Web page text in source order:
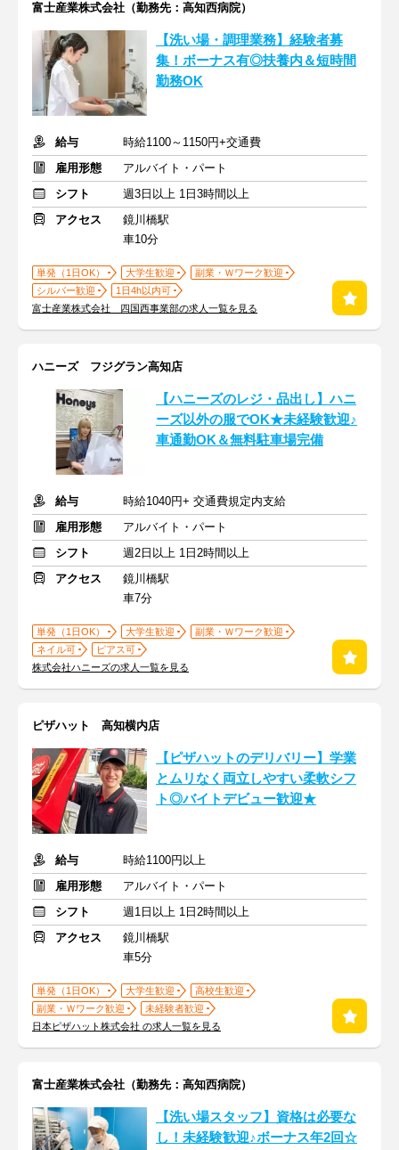
富士産業株式会社（勤務先：高知西病院）
【洗い場・調理業務】経験者募
集！ボーナス有◎扶養内＆短時間
勤務OK
給与
時給1100～1150円+交通費
雇用形態
アルバイト・パート
シフト
週3日以上 1日3時間以上
アクセス
鏡川橋駅
車10分
単発（1日OK） 大学生歓迎
副業・Ｗワーク歓迎
シルバー歓迎
1日4h以内可
富士産業株式会社 四国西事業部の求人一覧を見る
ハニーズ フジグラン高知店
【ハニーズのレジ・品出し】ハニ
ーズ以外の服でOK★未経験歓迎♪
車通勤OK＆無料駐車場完備
給与
時給1040円+ 交通費規定内支給
雇用形態
アルバイト・パート
シフト
週2日以上 1日2時間以上
アクセス
鏡川橋駅
車7分
単発（1日OK） 大学生歓迎
副業・Ｗワーク歓迎
ネイル可
ピアス可
株式会社ハニーズの求人一覧を見る
ピザハット 高知横内店
【ピザハットのデリバリー】学業
とムリなく両立しやすい柔軟シフ
ト◎バイトデビュー歓迎★
給与
時給1100円以上
雇用形態
アルバイト・パート
シフト
週1日以上 1日2時間以上
アクセス
鏡川橋駅
車5分
単発（1日OK） 大学生歓迎
高校生歓迎
副業・Ｗワーク歓迎
未経験者歓迎
日本ピザハット株式会社 の求人一覧を見る
富士産業株式会社（勤務先：高知西病院）
【洗い場スタッフ】資格は必要な
し！未経験歓迎♪ボーナス年2回☆